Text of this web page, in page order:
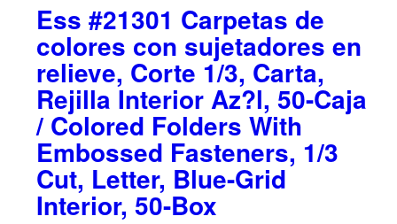
Ess #21301 Carpetas de
colores con sujetadores en
relieve, Corte 1/3, Carta,
Rejilla Interior Az?l, 50-Caja
/ Colored Folders With
Embossed Fasteners, 1/3
Cut, Letter, Blue-Grid
Interior, 50-Box